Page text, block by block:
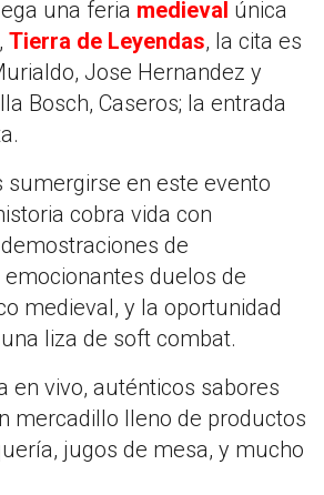
una feria medieval única
Tierra de Leyendas, la cita es
Jose Hernandez y
Bosch, Caseros; la entrada
sumergirse en este evento
cobra vida con
de
duelos de
medieval, y la oportunidad
liza de soft combat.
en vivo, auténticos sabores
mercadillo lleno de productos
jugos de mesa, y mucho